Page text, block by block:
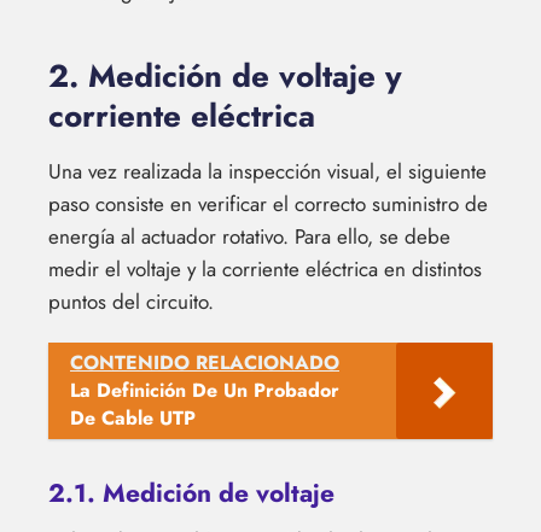
2. Medición de voltaje y
corriente eléctrica
Una vez realizada la inspección visual, el siguiente
paso consiste en verificar el correcto suministro de
energía al actuador rotativo. Para ello, se debe
medir el voltaje y la corriente eléctrica en distintos
puntos del circuito.
CONTENIDO RELACIONADO
La Definición De Un Probador
De Cable UTP
2.1. Medición de voltaje